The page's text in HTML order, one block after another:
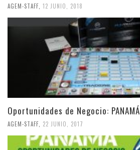
AGEM-STAFF 12 JUNIO, 2018
Oportunidades de Negocio: PANAMÁ
AGEM-STAFF 22 JUNIO, 2017